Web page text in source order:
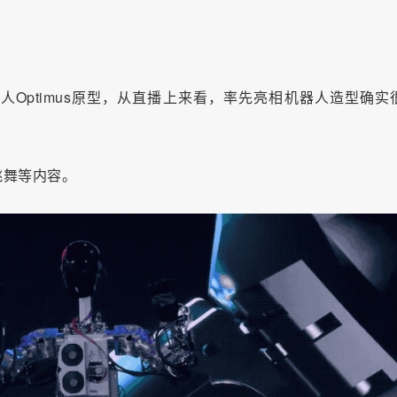
Optimus原型，从直播上来看，率先亮相机器人造型确实
等内容。